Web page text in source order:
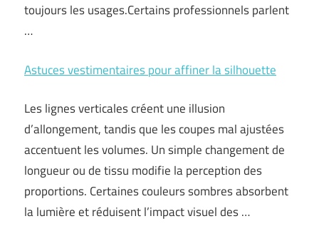
toujours les usages.Certains professionnels parlent
…
Astuces vestimentaires pour affiner la silhouette
Les lignes verticales créent une illusion
d’allongement, tandis que les coupes mal ajustées
accentuent les volumes. Un simple changement de
longueur ou de tissu modifie la perception des
proportions. Certaines couleurs sombres absorbent
la lumière et réduisent l’impact visuel des …